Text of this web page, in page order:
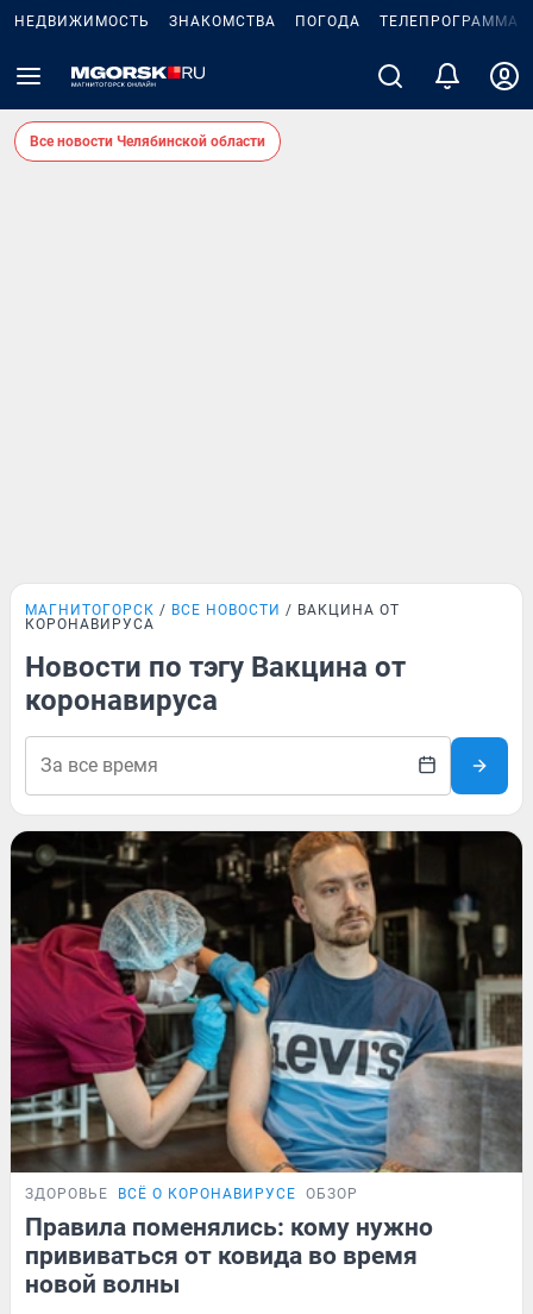
НЕДВИЖИМОСТЬ ЗНАКОМСТВА ПОГОДА ТЕЛЕПРОГРАММА
Все новости Челябинской области
МАГНИТОГОРСК ВСЕ НОВОСТИ
ВАКЦИНА ОТ
КОРОНАВИРУСА
Новости по тэгу Вакцина от
коронавируса
ЗДОРОВЬЕ ВСЁ О КОРОНАВИРУСЕ ОБЗОР
Правила поменялись: кому нужно
прививаться от ковида во время
новой волны